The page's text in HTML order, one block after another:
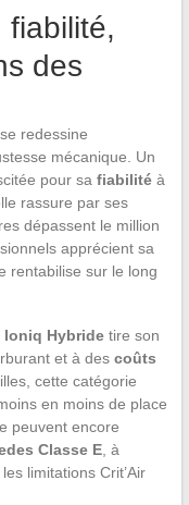
fiabilité,
des
se redessine
mécanique. Un
pour sa fiabilitéà
rassure par ses
dépassent le million
apprécient sa
rentabilise sur le long
Ioniq Hybridetire son
et à des coûts
cette catégorie
en moins de place
peuvent encore
Classe E, à
limitations Crit’Air